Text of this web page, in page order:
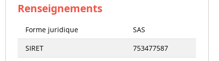
Renseignements
Forme juridique
SAS
SIRET
753477587